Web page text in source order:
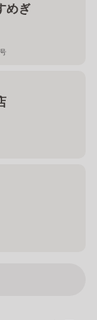
めぎ